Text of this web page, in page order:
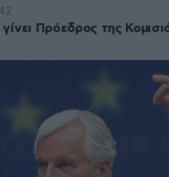
γίνει Πρόεδρος της